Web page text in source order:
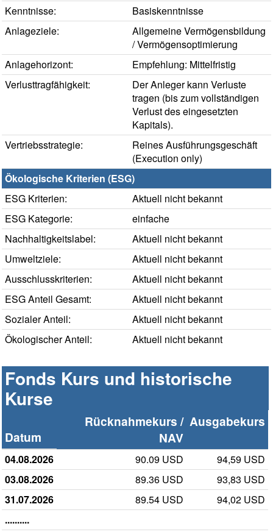
Kenntnisse:
Basiskenntnisse
Anlageziele:
Allgemeine Vermögensbildung
/ Vermögensoptimierung
Anlagehorizont:
Empfehlung: Mittelfristig
Verlusttragfähigkeit:
Der Anleger kann Verluste
tragen (bis zum vollständigen
Verlust des eingesetzten
Kapitals).
Vertriebsstrategie:
Reines Ausführungsgeschäft
(Execution only)
Ökologische Kriterien (ESG)
ESG Kriterien:
Aktuell nicht bekannt
ESG Kategorie:
einfache
Nachhaltigkeitslabel:
Aktuell nicht bekannt
Umweltziele:
Aktuell nicht bekannt
Ausschlusskriterien:
Aktuell nicht bekannt
ESG Anteil Gesamt:
Aktuell nicht bekannt
Sozialer Anteil:
Aktuell nicht bekannt
Ökologischer Anteil:
Aktuell nicht bekannt
Fonds Kurs und historische
Kurse
Datum
Rücknahmekurs /
NAV
Ausgabekurs
04.08.2026 90.09 USD
94,59 USD
03.08.2026
89.36 USD
93,83 USD
31.07.2026
89.54 USD
94,02 USD
..........